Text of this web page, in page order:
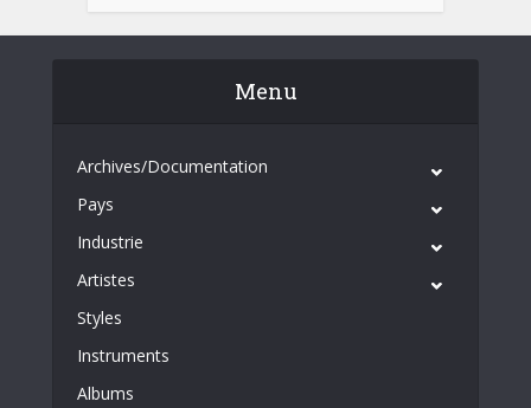
Menu
Archives/Documentation
Pays
Industrie
Artistes
Styles
Instruments
Albums